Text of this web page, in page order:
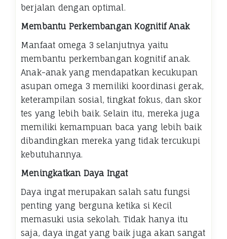
berjalan dengan optimal.
Membantu Perkembangan Kognitif Anak
Manfaat omega 3 selanjutnya yaitu
membantu perkembangan kognitif anak.
Anak-anak yang mendapatkan kecukupan
asupan omega 3 memiliki koordinasi gerak,
keterampilan sosial, tingkat fokus, dan skor
tes yang lebih baik. Selain itu, mereka juga
memiliki kemampuan baca yang lebih baik
dibandingkan mereka yang tidak tercukupi
kebutuhannya.
Meningkatkan Daya Ingat
Daya ingat merupakan salah satu fungsi
penting yang berguna ketika si Kecil
memasuki usia sekolah. Tidak hanya itu
saja, daya ingat yang baik juga akan sangat